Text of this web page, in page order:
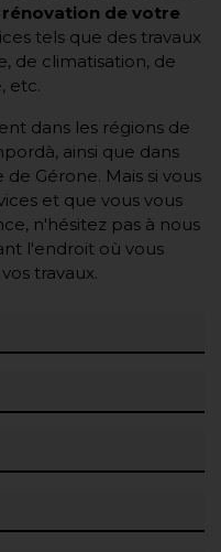
de votre
tels que des travaux
de climatisation, de
etc.
dans les régions de
ainsi que dans
Gérone. Mais si vous
et que vous vous
n'hésitez pas à nous
l'endroit où vous
travaux.